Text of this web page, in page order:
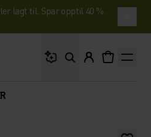
lagt til. Spar opptil 40 %.